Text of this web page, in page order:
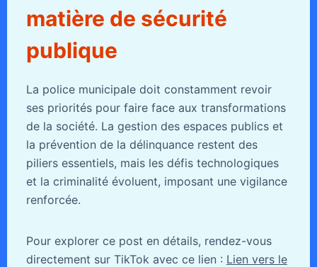
matière de sécurité
publique
La police municipale doit constamment revoir
ses priorités pour faire face aux transformations
de la société. La gestion des espaces publics et
la prévention de la délinquance restent des
piliers essentiels, mais les défis technologiques
et la criminalité évoluent, imposant une vigilance
renforcée.
Pour explorer ce post en détails, rendez-vous
directement sur TikTok avec ce lien : Lien vers le